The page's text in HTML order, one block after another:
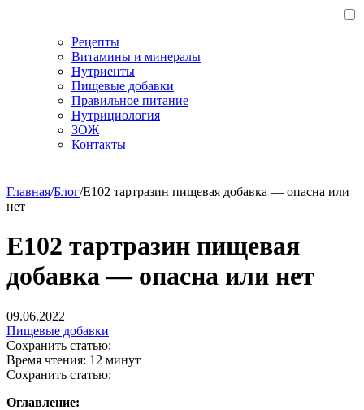
Рецепты
Витамины и минералы
Нутриенты
Пищевые добавки
Правильное питание
Нутрициология
ЗОЖ
Контакты
Главная/Блог/Е102 тартразин пищевая добавка — опасна или
нет
Е102 тартразин пищевая
добавка — опасна или нет
09.06.2022
Пищевые добавки
Сохранить статью:
Время чтения: 12 минут
Сохранить статью:
Оглавление: